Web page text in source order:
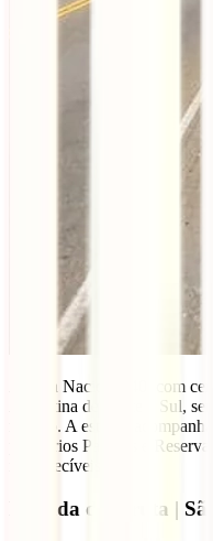
A Ruta Nacional 40, com
Argentina de Norte a Sul,
mundo. A estrada
por vários Parques e
inesquecíveis.
Estrada da Gruta |